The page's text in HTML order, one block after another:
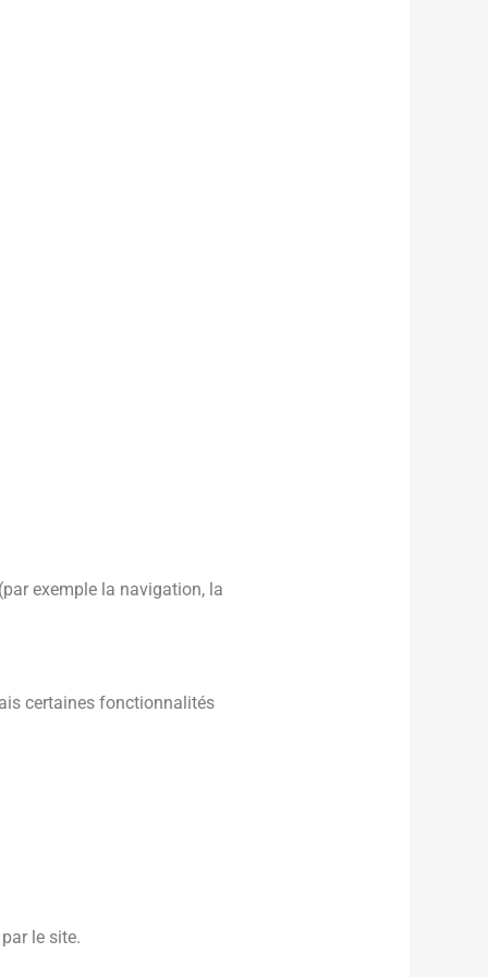
exemple la navigation, la
certaines fonctionnalités
le site.